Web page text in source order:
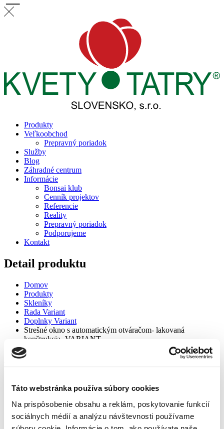
Táto webstránka používa súbory cookies
Na prispôsobenie obsahu a reklám, poskytovanie funkcií
sociálnych médií a analýzu návštevnosti používame
Produkty
Veľkoobchod
Prepravný poriadok
Služby
Blog
Záhradné centrum
Informácie
Bonsai klub
Cenník projektov
Referencie
Reality
Prepravný poriadok
Podporujeme
Kontakt
Detail produktu
Domov
Produkty
Skleníky
Rada Variant
Doplnky Variant
Strešné okno s automatickým otváračom- lakovaná
konštrukcia- VARIANT
Strešné okno s automatickým otváračom- lakovaná konštrukcia-
VARIANT